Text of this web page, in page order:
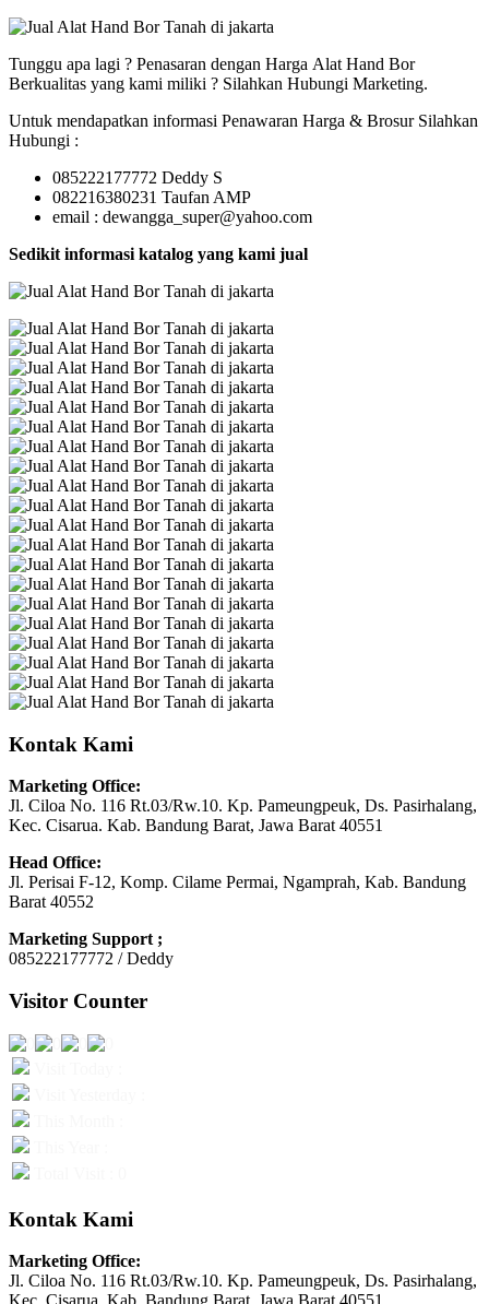
Tunggu apa lagi ? Penasaran dengan Harga Alat Hand Bor
Berkualitas yang kami miliki ? Silahkan Hubungi Marketing.
Untuk mendapatkan informasi Penawaran Harga & Brosur Silahkan
Hubungi :
085222177772 Deddy S
082216380231 Taufan AMP
email : dewangga_super@yahoo.com
Sedikit informasi katalog yang kami jual
Kontak Kami
Marketing Office:
Jl. Ciloa No. 116 Rt.03/Rw.10. Kp. Pameungpeuk, Ds. Pasirhalang,
Kec. Cisarua. Kab. Bandung Barat, Jawa Barat 40551
Head Office:
Jl. Perisai F-12, Komp. Cilame Permai, Ngamprah, Kab. Bandung
Barat 40552
Marketing Support ;
085222177772 / Deddy
Visitor Counter
Kontak Kami
Marketing Office:
Jl. Ciloa No. 116 Rt.03/Rw.10. Kp. Pameungpeuk, Ds. Pasirhalang,